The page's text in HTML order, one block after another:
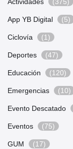
App YB Digital (5)
Ciclovía (1)
Deportes (47)
Educación (120)
Emergencias (10)
Evento Descatado
Eventos (75)
GUM (17)